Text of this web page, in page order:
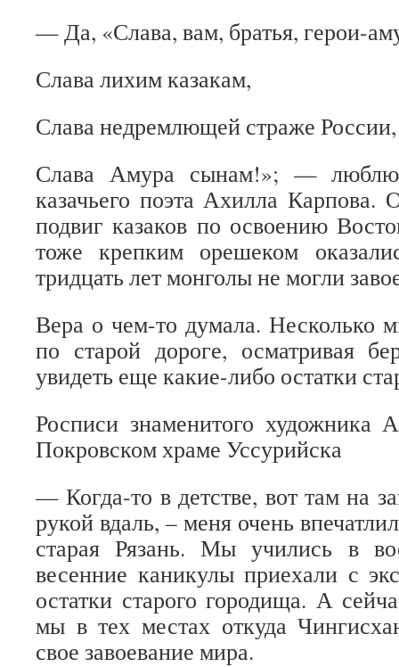
— Да, «Слава, вам, братья, герои-
Слава лихим казакам,
Слава недремлющей страже России,
Слава Амура сынам!»; — люблю
казачьего поэта Ахилла Карпова.
подвиг казаков по освоению
тоже крепким орешеком
тридцать лет монголы не могли
Вера о чем-то думала. Несколько
по старой дороге, осматривая
увидеть еще какие-либо остатки
Росписи знаменитого художника
Покровском храме Уссурийска
— Когда-то в детстве, вот там на
рукой вдаль, – меня очень
старая Рязань. Мы учились в
весенние каникулы приехали с
остатки старого городища. А
мы в тех местах откуда
свое завоевание мира.